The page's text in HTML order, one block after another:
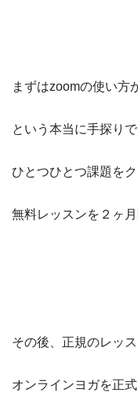
まずはzoomの使い方
という本当に手探りで
ひとつひとつ課題を
無料レッスンを２ヶ月
その後、正規のレッ
オンラインヨガを正